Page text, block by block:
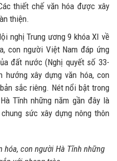
thiết chế văn hóa được xây
thiện.
Trung ương 9 khóa XI về
con người Việt Nam đáp ứng
đất nước (Nghị quyết số 33-
hướng xây dựng văn hóa, con
sắc riêng. Nét nổi bật trong
Tĩnh những năm gần đây là
sức xây dựng nông thôn
hóa, con người Hà Tĩnh những